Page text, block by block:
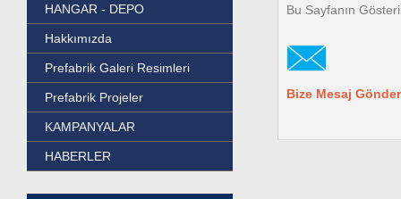
HANGAR - DEPO
Hakkımızda
Prefabrik Galeri Resimleri
Prefabrik Projeler
KAMPANYALAR
HABERLER
Bu Sayfanın
Bize Mesaj